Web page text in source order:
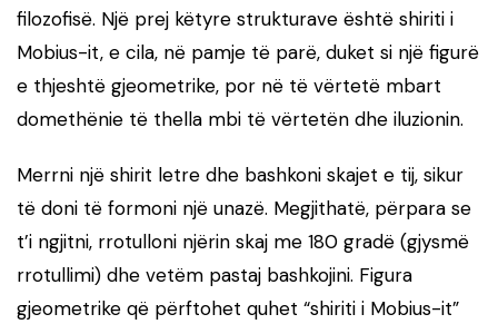
filozofisë. Një prej këtyre strukturave është shiriti i
Mobius-it, e cila, në pamje të parë, duket si një figurë
e thjeshtë gjeometrike, por në të vërtetë mbart
domethënie të thella mbi të vërtetën dhe iluzionin.
Merrni një shirit letre dhe bashkoni skajet e tij, sikur
të doni të formoni një unazë. Megjithatë, përpara se
t’i ngjitni, rrotulloni njërin skaj me 180 gradë (gjysmë
rrotullimi) dhe vetëm pastaj bashkojini. Figura
gjeometrike që përftohet quhet “shiriti i Mobius-it”